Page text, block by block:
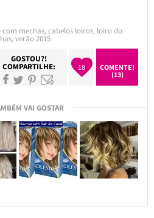
com mechas,cabelos loiros, loiro do
,verão 2015
GOSTOU?!
COMPARTILHE: 18
COMENTE!
(13)
VAI GOSTAR